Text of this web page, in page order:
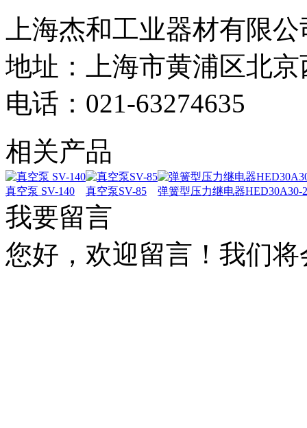
上海杰和工业器材有限公
地址：上海市黄浦区北京
电话：021-63274635
相关产品
真空泵 SV-140 真空泵SV-85 弹簧型压力继电器HED30A30-
我要留言
您好，欢迎留言！我们